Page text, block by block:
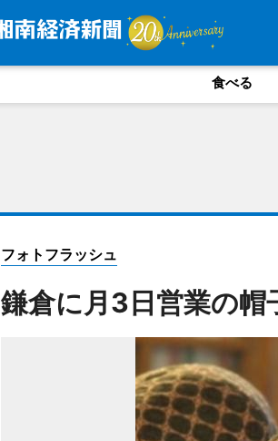
食べる
フォトフラッシュ
鎌倉に月3日営業の帽